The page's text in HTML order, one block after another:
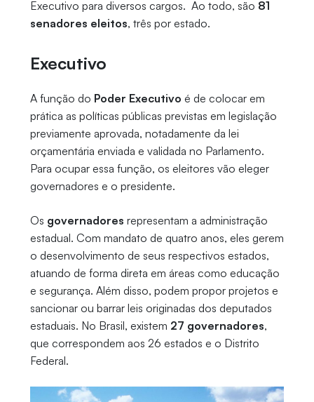
Executivo para diversos cargos. Ao todo, são 81
senadores eleitos, três por estado.
Executivo
A função do Poder Executivo é de colocar em
prática as políticas públicas previstas em legislação
previamente aprovada, notadamente da lei
orçamentária enviada e validada no Parlamento.
Para ocupar essa função, os eleitores vão eleger
governadores e o presidente.
Os governadores representam a administração
estadual. Com mandato de quatro anos, eles gerem
o desenvolvimento de seus respectivos estados,
atuando de forma direta em áreas como educação
e segurança. Além disso, podem propor projetos e
sancionar ou barrar leis originadas dos deputados
estaduais. No Brasil, existem 27 governadores,
que correspondem aos 26 estados e o Distrito
Federal.